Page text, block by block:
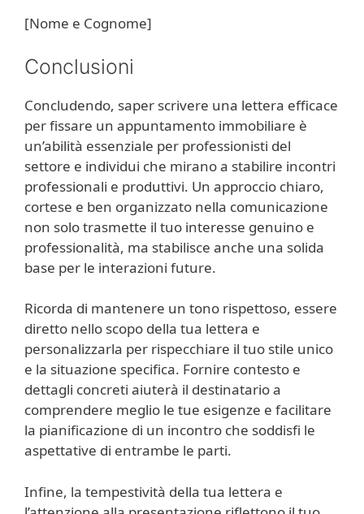
[Nome e Cognome]
Conclusioni
Concludendo, saper scrivere una lettera efficace
per fissare un appuntamento immobiliare è
un’abilità essenziale per professionisti del
settore e individui che mirano a stabilire incontri
professionali e produttivi. Un approccio chiaro,
cortese e ben organizzato nella comunicazione
non solo trasmette il tuo interesse genuino e
professionalità, ma stabilisce anche una solida
base per le interazioni future.
Ricorda di mantenere un tono rispettoso, essere
diretto nello scopo della tua lettera e
personalizzarla per rispecchiare il tuo stile unico
e la situazione specifica. Fornire contesto e
dettagli concreti aiuterà il destinatario a
comprendere meglio le tue esigenze e facilitare
la pianificazione di un incontro che soddisfi le
aspettative di entrambe le parti.
Infine, la tempestività della tua lettera e